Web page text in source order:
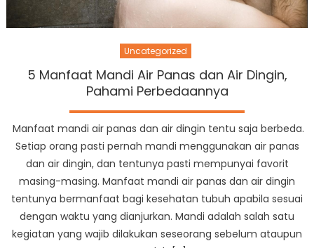
Uncategorized
5 Manfaat Mandi Air Panas dan Air Dingin,
Pahami Perbedaannya
Manfaat mandi air panas dan air dingin tentu saja berbeda.
Setiap orang pasti pernah mandi menggunakan air panas
dan air dingin, dan tentunya pasti mempunyai favorit
masing-masing. Manfaat mandi air panas dan air dingin
tentunya bermanfaat bagi kesehatan tubuh apabila sesuai
dengan waktu yang dianjurkan. Mandi adalah salah satu
kegiatan yang wajib dilakukan seseorang sebelum ataupun